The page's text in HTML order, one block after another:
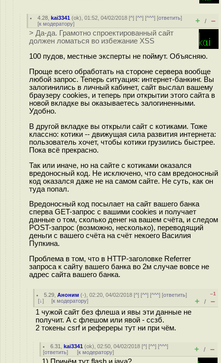
4.28 ,kai3341 (ok), 01:52, 04/02/2018 [^] [^^] [^^^] [ответить]
[к модератору] + / –
> Да-да. Грамотно спроектированный сайт
должен ломаться во избежание XSS
100 пудов, местные эксперты не поймут. Объясняю.
Проще всего обработать на стороне сервера вообще
любой запрос. Теперь ситуация: интернет-банкинг. Вы
залогинились в личный кабинет, сайт выслал вашему
браузеру cookies, и теперь при открытии этого сайта в
новой вкладке вы оказываетесь залогиненными.
Удобно.
В другой вкладке вы открыли сайт с котиками. Тоже
классно: котики -- движущая сила развития интернета:
пользователь хочет, чтобы котики грузились быстрее.
Пока всё прекрасно.
Так или иначе, но на сайте с котиками оказался
вредоносный код. Не исключено, что сам вредоносный
код оказался даже не на самом сайте. Не суть, как он
туда попал.
Вредоносный код посылает на сайт вашего банка
сперва GET-запрос с вашими cookies и получает
данные о том, сколько денег на вашем счёта, и следом
POST-запрос (возможно, несколько), переводящий
деньги с вашего счёта на счёт некоего Василия
Пупкина.
Проблема в том, что в HTTP-заголовке Referrer
запроса к сайту вашего банка во 2м случае вовсе не
адрес сайта вашего банка.
5.29 ,Аноним (-), 02:20, 04/02/2018 [^] [^^] [^^^] [ответить]
[↓] [к модератору]
–1
+ / –
1 чужой сайт без флеша и явы эти данные не
получит. А с флешом или явой - ссзб.
2 токены csrf и рефереры тут ни при чём.
6.31 ,kai3341 (ok), 02:50, 04/02/2018 [^] [^^] [^^^]
[ответить] [к модератору] + / –